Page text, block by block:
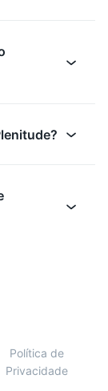
Política de
Privacidade